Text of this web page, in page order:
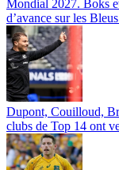
Mondial 2027. Boks
d’avance sur les
Dupont, Couilloud,
clubs de Top 14 ont